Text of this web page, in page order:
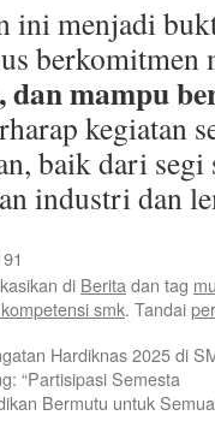
ini menjadi
berkomitmen
dan mampu
kegiatan
baik dari segi
industri dan
di Berita dan tag
smk. Tandai
Hardiknas 2025 di
“Partisipasi Semesta
Bermutu untuk